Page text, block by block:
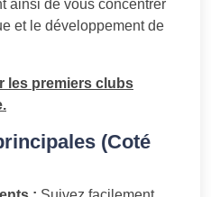
ainsi de vous concentrer
et le développement de
les premiers clubs
(Coté